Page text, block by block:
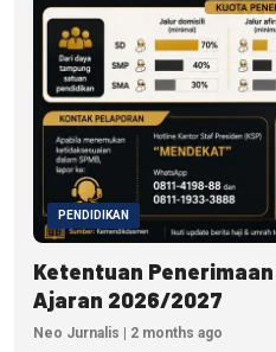
PENDIDIKAN
Ketentuan
Ajaran 2026/2027
Neo Jurnalis | 2 months ago